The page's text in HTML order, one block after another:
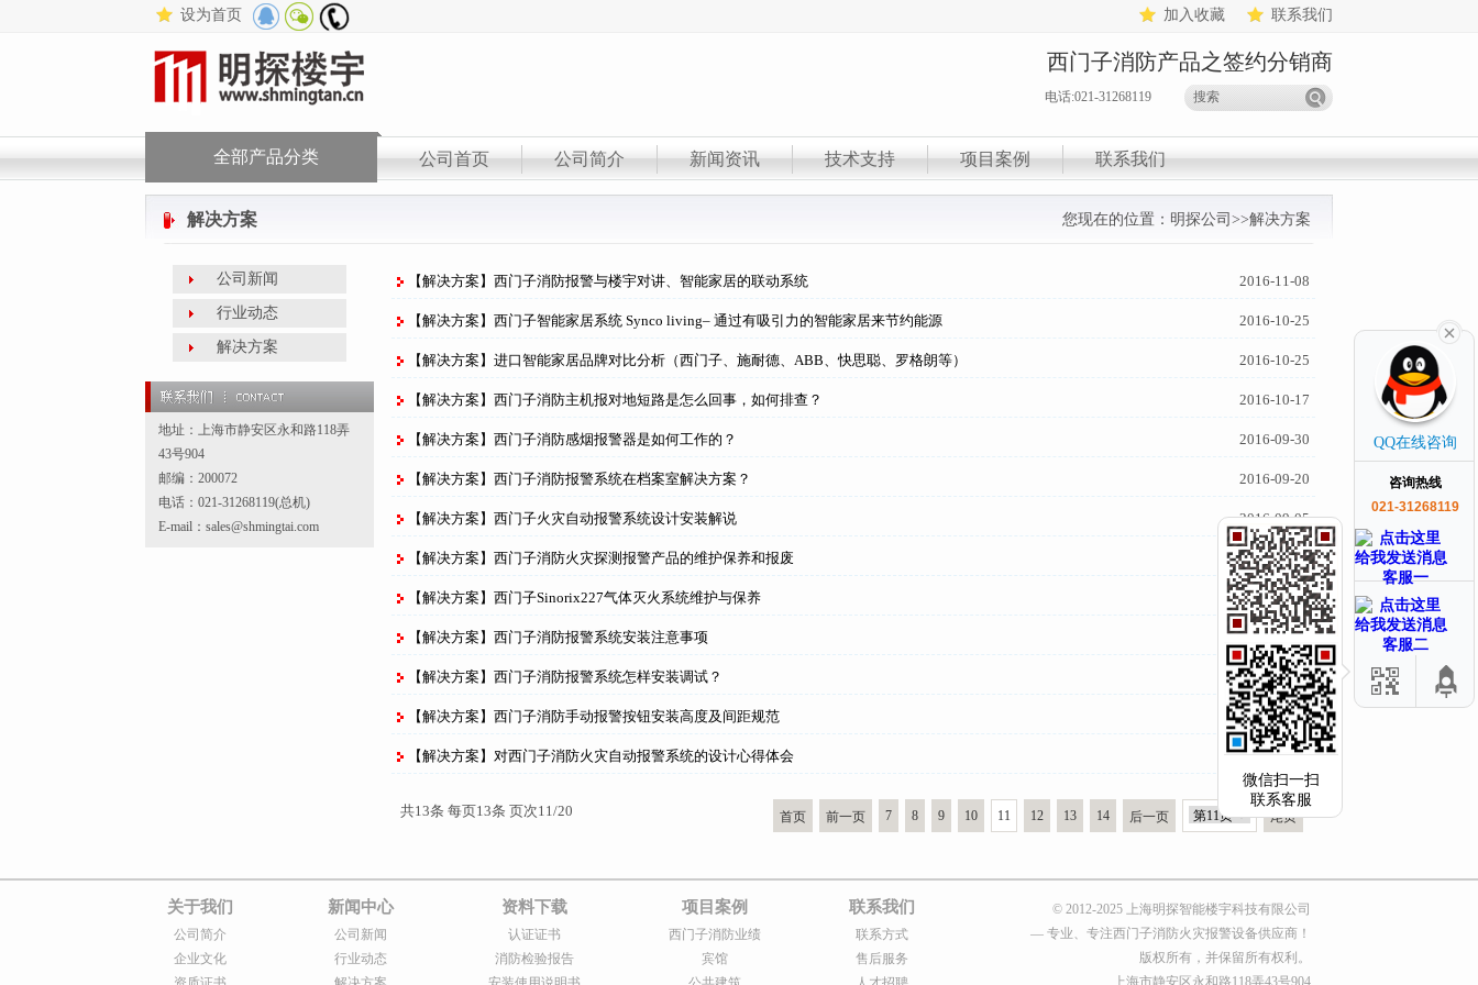
设为首页
公
话
联系我们
加入收藏
西门子消防产品之签约分销商
电话:021-31268119
全部产品分类 公司首页 公司简介 新闻资讯 技术支持 项目案例 联系我们
解决方案 您现在的位置： 明探公司 >>解决方案
公司新闻
行业动态
解决方案
地址：上海市静安区永和路118弄
43号904
邮编：200072
电话：021-31268119(总机)
E-mail：sales@shmingtai.com
【解决方案】西门子消防报警与楼宇对讲、智能家居的联动系统 2016-11-08
【解决方案】西门子智能家居系统 Synco living– 通过有吸引力的智能家居来节约能源 2016-10-25
【解决方案】进口智能家居品牌对比分析（西门子、施耐德、ABB、快思聪、罗格朗等） 2016-10-25
【解决方案】西门子消防主机报对地短路是怎么回事，如何排查？ 2016-10-17
【解决方案】西门子消防感烟报警器是如何工作的？ 2016-09-30
【解决方案】西门子消防报警系统在档案室解决方案？ 2016-09-20
【解决方案】西门子火灾自动报警系统设计安装解说 2016-09-05
【解决方案】西门子消防火灾探测报警产品的维护保养和报废 2016-08-30
【解决方案】西门子Sinorix227气体灭火系统维护与保养 2016-08-22
【解决方案】西门子消防报警系统安装注意事项 2016-08-14
【解决方案】西门子消防报警系统怎样安装调试？ 2016-08-10
【解决方案】西门子消防手动报警按钮安装高度及间距规范 2016-08-10
【解决方案】对西门子消防火灾自动报警系统的设计心得体会 2016-07-03
共13条 每页13条 页次11/20 首页 前一页 7 8 9 10 11 12 13 14 后一页 尾页
关于我们
公司简介
企业文化
新闻中心
公司新闻
行业动态
资料下载
认证证书
消防检验报告
项目案例
西门子消防业绩
宾馆
联系我们
联系方式
售后服务
© 2012-2025 上海明探智能楼宇科技有限公司
— 专业、专注西门子消防火灾报警设备供应商！
版权所有，并保留所有权利。
上海市静安区永和路118弄43号904
QQ在线咨询
咨询热线
021-31268119
客服一
客服二
微信扫一扫
联系客服